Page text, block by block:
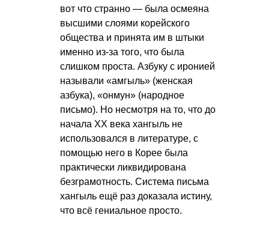
вот что странно — была осмеяна
высшими слоями корейского
общества и принята им в штыки
именно из-за того, что была
слишком проста. Азбуку с иронией
называли «амгыль» (женская
азбука), «онмун» (народное
письмо). Но несмотря на то, что до
начала ХХ века хангыль не
использовался в литературе, с
помощью него в Корее была
практически ликвидирована
безграмотность. Система письма
хангыль ещё раз доказала истину,
что всё гениальное просто.